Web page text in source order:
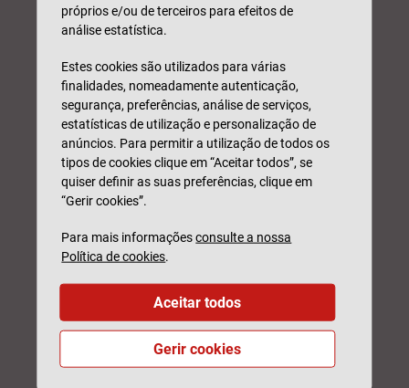
próprios e/ou de terceiros para efeitos de
análise estatística.
Estes cookies são utilizados para várias
finalidades, nomeadamente autenticação,
segurança, preferências, análise de serviços,
estatísticas de utilização e personalização de
anúncios. Para permitir a utilização de todos os
tipos de cookies clique em “Aceitar todos”, se
quiser definir as suas preferências, clique em
“Gerir cookies”.
Para mais informaçõesconsulte a nossa
Política de cookies.
Gerir cookies
Aceitar todos